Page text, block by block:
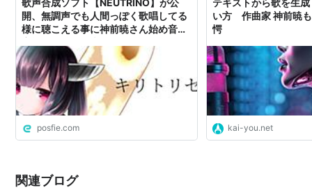
歌声合成ソフト【NEUTRINO】が公
開、無調声でも人間っぽく歌唱してる
様に聴こえる事に神前暁さん始め音楽
posfie.com
テキストから歌を生
い方 作曲家 神前暁
愕
kai-you.net
関連ブログ